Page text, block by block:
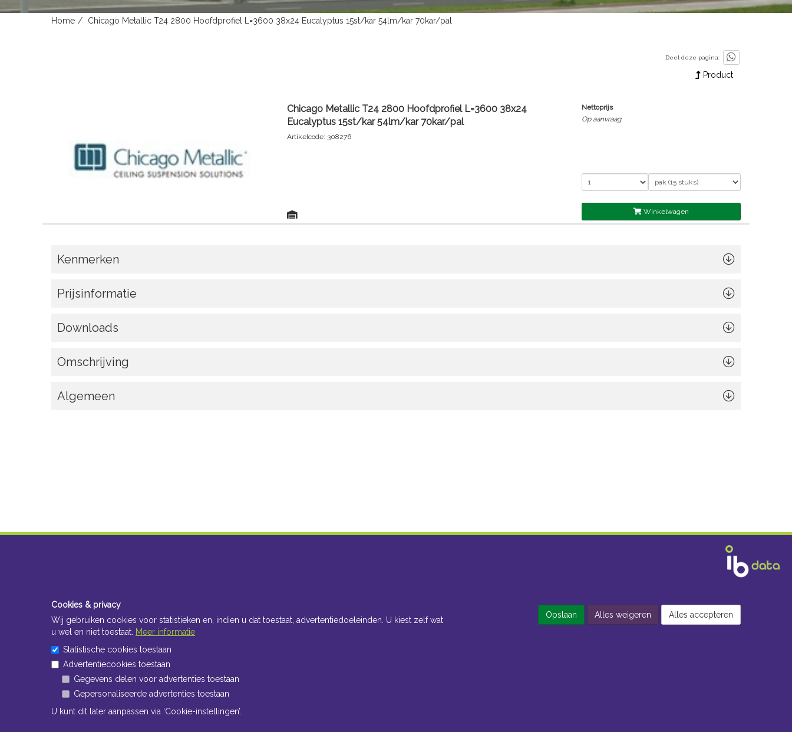
Home Chicago Metallic T24 2800 Hoofdprofiel L=3600 38x24 Eucalyptus 15st/kar 54lm/kar 70kar/pal
Deel deze pagina:
Product
Chicago Metallic T24 2800 Hoofdprofiel L=3600 38x24
Eucalyptus 15st/kar 54lm/kar 70kar/pal
Artikelcode: 308276
Nettoprijs
Op aanvraag
Winkelwagen
Kenmerken
Prijsinformatie
Downloads
Omschrijving
Algemeen
Cookies & privacy
Wij gebruiken cookies voor statistieken en, indien u dat toestaat, advertentiedoeleinden. U kiest zelf wat
u wel en niet toestaat. Meer informatie
Statistische cookies toestaan
Advertentiecookies toestaan
Gegevens delen voor advertenties toestaan
Gepersonaliseerde advertenties toestaan
U kunt dit later aanpassen via ‘Cookie-instellingen’.
Opslaan Alles weigeren Alles accepteren